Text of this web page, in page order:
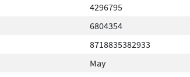
4296795
6804354
8718835382933
May